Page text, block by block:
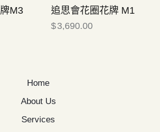
M3 追思會花圈花牌 M1
$3,690.00
Home
About Us
Services